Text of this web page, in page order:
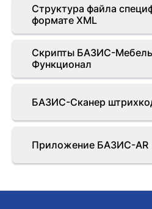
Структура файла
формате XML
Скрипты БАЗИС-
Функционал
БАЗИС-Сканер
Приложение БАЗИС-AR